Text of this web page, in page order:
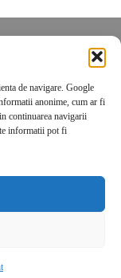
de navigare. Google
anonime, cum ar fi
continuarea navigarii
informatii pot fi